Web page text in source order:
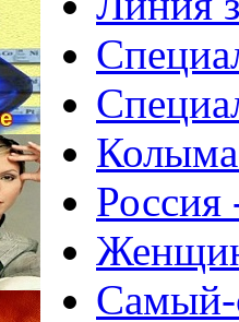
Россия
Самый-